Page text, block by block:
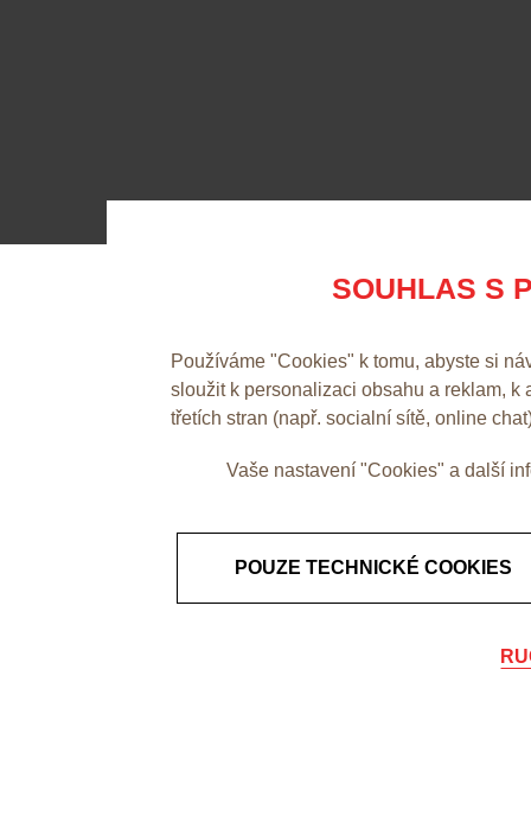
SOUHLAS S
Používáme "Cookies" k tomu, abyste si
sloužit k personalizaci obsahu a reklam,
třetích stran (např. socialní sítě, online
Vaše nastavení "Cookies" a další
POUZE TECHNICKÉ COOKIES